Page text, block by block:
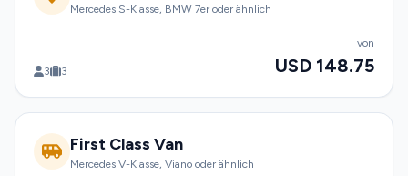
Mercedes S-Klasse, BMW 7er oder ähnlich
3 3
von
USD 148.75
First Class Van
Mercedes V-Klasse, Viano oder ähnlich